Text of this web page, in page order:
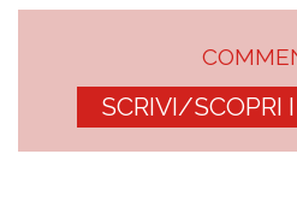
SCRIVI/SCOPRI